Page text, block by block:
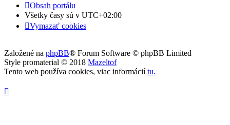
Obsah portálu
Všetky časy sú v UTC+02:00
Vymazať cookies
Založené na phpBB® Forum Software © phpBB Limited
Style promaterial © 2018 Mazeltof
Tento web používa cookies, viac informáciítu.